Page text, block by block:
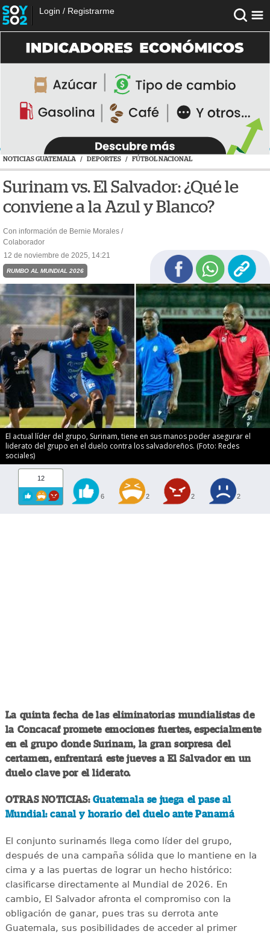
Login / Registrarme
NOTICIAS GUATEMALA / DEPORTES / FÚTBOL NACIONAL
Surinam vs. El Salvador: ¿Qué le
conviene a la Azul y Blanco?
Con información de Bernie Morales /
Colaborador
12 de noviembre de 2025, 14:21
RUMBO AL MUNDIAL 2026
El actual líder del grupo, Surinam, tiene en sus manos poder asegurar el
liderato del grupo en el duelo contra los salvadoreños. (Foto: Redes
sociales)
12
6 2 2 2
La quinta fecha de las eliminatorias mundialistas de
la Concacaf promete emociones fuertes, especialmente
en el grupo donde Surinam, la gran sorpresa del
certamen, enfrentará este jueves a El Salvador en un
duelo clave por el liderato.
OTRAS NOTICIAS: Guatemala se juega el pase al
Mundial: canal y horario del duelo ante Panamá
El conjunto surinamés llega como líder del grupo,
después de una campaña sólida que lo mantiene en la
cima y a las puertas de lograr un hecho histórico:
clasificarse directamente al Mundial de 2026. En
cambio, El Salvador afronta el compromiso con la
obligación de ganar, pues tras su derrota ante
Guatemala, sus posibilidades de acceder al primer